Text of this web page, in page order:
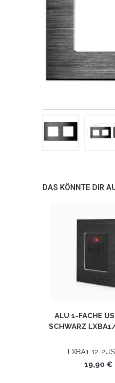
DAS KÖNNTE DIR
ALU 1-FACHE
SCHWARZ
LXBA1-12-
19,90 €